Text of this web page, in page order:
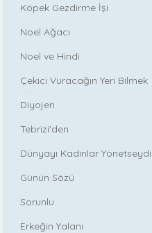
Köpek Gezdirme İşi
Noel Ağacı
Noel ve Hindi
Çekici Vuracağın Yeri Bilmek
Diyojen
Tebrizi'den
Dünyayı Kadınlar Yönetseydi
Günün Sözü
Sorunlu
Erkeğin Yalanı